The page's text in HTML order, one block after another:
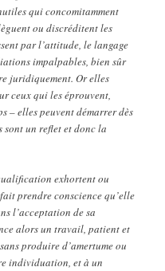
qui concomitamment
ou discréditent les
par l’attitude, le langage
impalpables, bien sûr
juridiquement. Or elles
ceux qui les éprouvent,
– elles peuvent démarrer dès
sont un reflet et donc la
exhortent ou
prendre conscience qu’elle
l’acceptation de sa
alors un travail, patient et
produire d’amertume ou
individuation, et à un